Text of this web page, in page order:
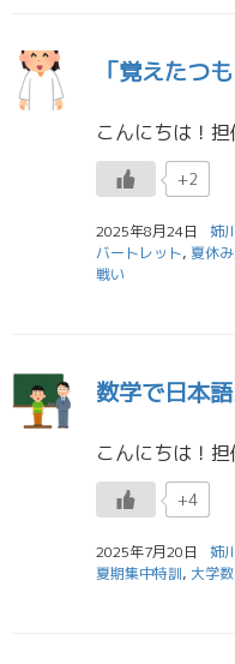
「覚えたつ
+2
2025年8月24日 姉
バートレット, 夏休み
戦い
数学で日本
+4
2025年7月20日 姉
夏期集中特訓, 大学